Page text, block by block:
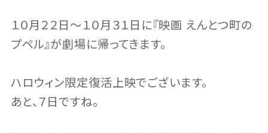
１０月２２日〜１０月３１日に『映画 えんとつ町の
プペル』が劇場に帰ってきます。
ハロウィン限定復活上映でございます。
あと、７日ですね。